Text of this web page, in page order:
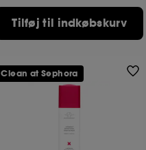
Tilføj til indkøbskurv
Clean at Sephora